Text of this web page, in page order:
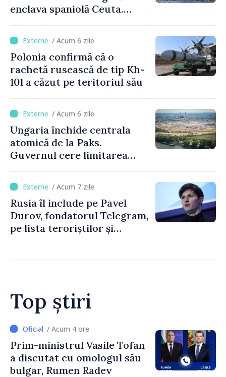
enclava spaniolă Ceuta.
Schengen cu Spania
/ Acum 6 zile
Polonia confirmă că o
rachetă rusească de tip Kh-
101 a căzut pe teritoriul său
/ Acum 6 zile
Ungaria închide centrala
atomică de la Paks.
Guvernul cere limitarea
/ Acum 7 zile
Rusia îl include pe Pavel
Durov, fondatorul Telegram,
pe lista teroriștilor și
Top știri
/ Acum 7 minute
Maia Sandu explică actuala
criză energetică și face apel
la reducerea consumului în